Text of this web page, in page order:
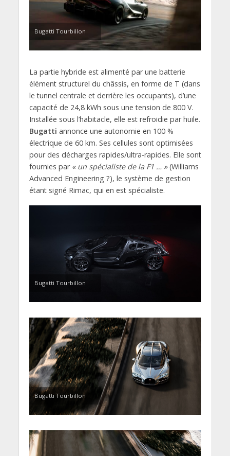
Bugatti Tourbillon
La partie hybride est alimenté par une batterie
élément structurel du châssis, en forme de T (dans
le tunnel centrale et derrière les occupants), d’une
capacité de 24,8 kWh sous une tension de 800 V.
Installée sous l’habitacle, elle est refroidie par huile.
Bugatti annonce une autonomie en 100 %
électrique de 60 km. Ses cellules sont optimisées
pour des décharges rapides/ultra-rapides. Elle sont
fournies par « un spécialiste de la F1 … »(Williams
Advanced Engineering ?), le système de gestion
étant signé Rimac, qui en est spécialiste.
Bugatti Tourbillon
Bugatti Tourbillon